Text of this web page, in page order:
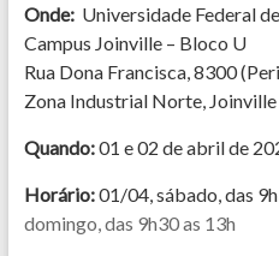
Onde: Universidade Federal
Campus Joinville – Bloco U
Rua Dona Francisca, 8300
Zona Industrial Norte, Joinville
Quando:01 e 02 de abril de
Horário:01/04, sábado, das
domingo, das 9h30 as 13h